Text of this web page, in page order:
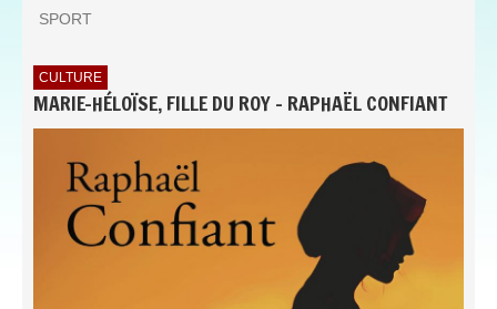
SPORT
CULTURE
MARIE-HÉLOÏSE, FILLE DU ROY - RAPHAËL CONFIANT